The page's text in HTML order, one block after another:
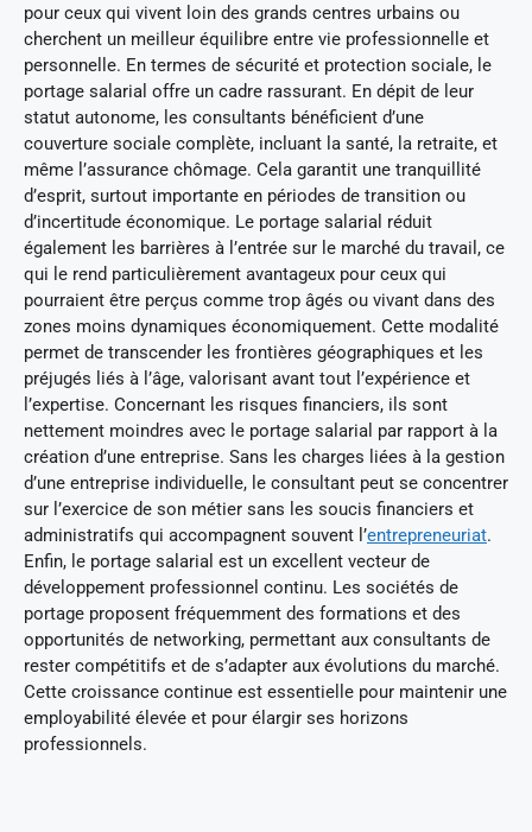
pour ceux qui vivent loin des grands centres urbains ou
cherchent un meilleur équilibre entre vie professionnelle et
personnelle. En termes de sécurité et protection sociale, le
portage salarial offre un cadre rassurant. En dépit de leur
statut autonome, les consultants bénéficient d’une
couverture sociale complète, incluant la santé, la retraite, et
même l’assurance chômage. Cela garantit une tranquillité
d’esprit, surtout importante en périodes de transition ou
d’incertitude économique. Le portage salarial réduit
également les barrières à l’entrée sur le marché du travail, ce
qui le rend particulièrement avantageux pour ceux qui
pourraient être perçus comme trop âgés ou vivant dans des
zones moins dynamiques économiquement. Cette modalité
permet de transcender les frontières géographiques et les
préjugés liés à l’âge, valorisant avant tout l’expérience et
l’expertise. Concernant les risques financiers, ils sont
nettement moindres avec le portage salarial par rapport à la
création d’une entreprise. Sans les charges liées à la gestion
d’une entreprise individuelle, le consultant peut se concentrer
sur l’exercice de son métier sans les soucis financiers et
administratifs qui accompagnent souvent l’entrepreneuriat.
Enfin, le portage salarial est un excellent vecteur de
développement professionnel continu. Les sociétés de
portage proposent fréquemment des formations et des
opportunités de networking, permettant aux consultants de
rester compétitifs et de s’adapter aux évolutions du marché.
Cette croissance continue est essentielle pour maintenir une
employabilité élevée et pour élargir ses horizons
professionnels.